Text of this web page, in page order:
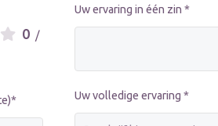
0 /
Uw ervaring in één zin *
Uw volledige ervaring *